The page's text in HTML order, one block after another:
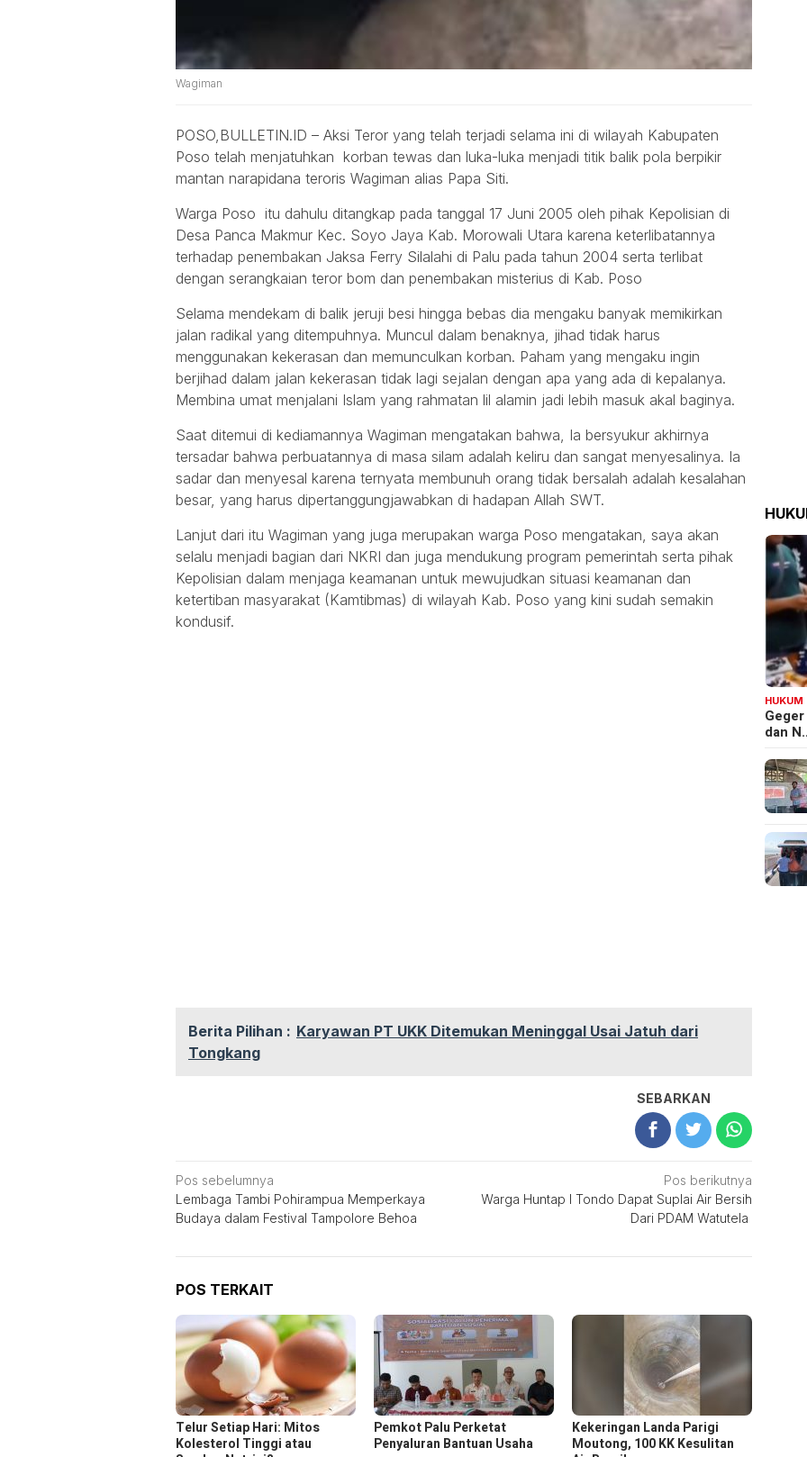
Wagiman
POSO,BULLETIN.ID – Aksi Teror yang telah terjadi selama ini di wilayah Kabupaten
Poso telah menjatuhkan korban tewas dan luka-luka menjadi titik balik pola berpikir
mantan narapidana teroris Wagiman alias Papa Siti.
Warga Poso itu dahulu ditangkap pada tanggal 17 Juni 2005 oleh pihak Kepolisian di
Desa Panca Makmur Kec. Soyo Jaya Kab. Morowali Utara karena keterlibatannya
terhadap penembakan Jaksa Ferry Silalahi di Palu pada tahun 2004 serta terlibat
dengan serangkaian teror bom dan penembakan misterius di Kab. Poso
Selama mendekam di balik jeruji besi hingga bebas dia mengaku banyak memikirkan
jalan radikal yang ditempuhnya. Muncul dalam benaknya, jihad tidak harus
menggunakan kekerasan dan memunculkan korban. Paham yang mengaku ingin
berjihad dalam jalan kekerasan tidak lagi sejalan dengan apa yang ada di kepalanya.
Membina umat menjalani Islam yang rahmatan lil alamin jadi lebih masuk akal baginya.
Saat ditemui di kediamannya Wagiman mengatakan bahwa, Ia bersyukur akhirnya
tersadar bahwa perbuatannya di masa silam adalah keliru dan sangat menyesalinya. Ia
sadar dan menyesal karena ternyata membunuh orang tidak bersalah adalah kesalahan
besar, yang harus dipertanggungjawabkan di hadapan Allah SWT.
Lanjut dari itu Wagiman yang juga merupakan warga Poso mengatakan, saya akan
selalu menjadi bagian dari NKRI dan juga mendukung program pemerintah serta pihak
Kepolisian dalam menjaga keamanan untuk mewujudkan situasi keamanan dan
ketertiban masyarakat (Kamtibmas) di wilayah Kab. Poso yang kini sudah semakin
kondusif.
Berita Pilihan : Karyawan PT UKK Ditemukan Meninggal Usai Jatuh dari
Tongkang
SEBARKAN
Navigasi
pos
Pos sebelumnya
Lembaga Tambi Pohirampua Memperkaya
Budaya dalam Festival Tampolore Behoa
Pos berikutnya
Warga Huntap I Tondo Dapat Suplai Air Bersih
Dari PDAM Watutela
POS TERKAIT
Telur Setiap Hari: Mitos
Kolesterol Tinggi atau
Pemkot Palu Perketat
Penyaluran Bantuan Usaha
Kekeringan Landa Parigi
Moutong, 100 KK Kesulitan
HUKUM
dan